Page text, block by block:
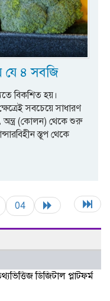
যে ৪ সবজি
বিকশিত হয়।
সবচেয়ে সাধারণ
অন্ত্র (কোলন) থেকে শুরু
স্তূপ থেকে
04
ডিজিটাল প্লাটফর্ম